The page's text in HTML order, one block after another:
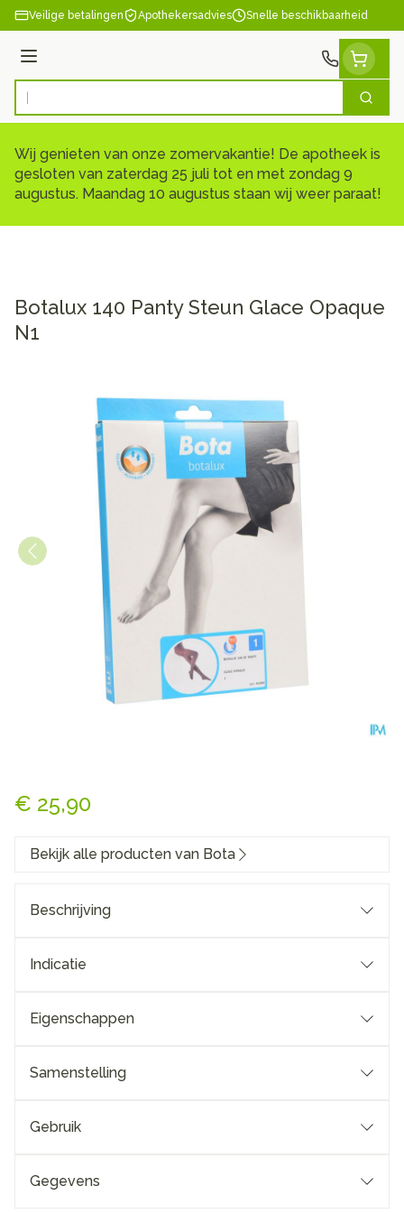
Ga naar de inhoud
Veilige betalingen Apothekersadvies Snelle beschikbaarheid
Menu
Product, merk, categorie... Zoek
Wij genieten van onze zomervakantie! De apotheek is
gesloten van zaterdag 25 juli tot en met zondag 9
augustus. Maandag 10 augustus staan wij weer paraat!
Botalux 140 Panty Steun Glace Opaque
N1
€ 25,90
Bekijk alle producten van Bota
Beschrijving
Indicatie
Eigenschappen
Samenstelling
Gebruik
Gegevens